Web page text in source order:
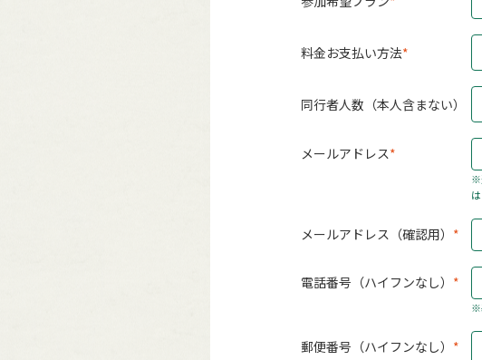
料金お支払い方法
同行者人数（本人含まない）
メールアドレス
※
メールアドレス（確認用）
電話番号（ハイフンなし）
※
郵便番号（ハイフンなし）